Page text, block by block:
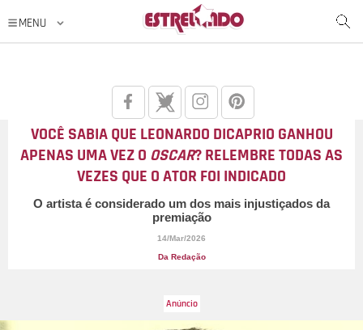
VOCÊ SABIA QUE LEONARDO DICAPRIO GANHOU
APENAS UMA VEZ O OSCAR? RELEMBRE TODAS AS
VEZES QUE O ATOR FOI INDICADO
O artista é considerado um dos mais injustiçados da
premiação
14/Mar/2026
Da Redação